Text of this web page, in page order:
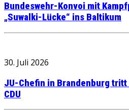
Bundeswehr-Konvoi mit
„Suwalki-Lücke“ ins Baltikum
30. Juli 2026
JU-Chefin in Brandenburg
CDU